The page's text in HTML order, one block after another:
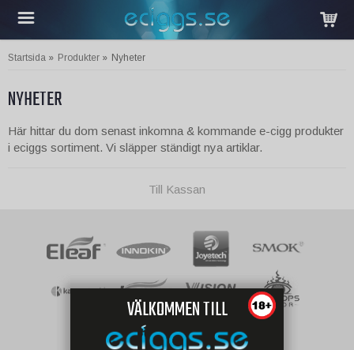
Startsida » Produkter » Nyheter
NYHETER
Här hittar du dom senast inkomna & kommande e-cigg produkter
i eciggs sortiment. Vi släpper ständigt nya artiklar.
Till Kassan
VÄLKOMMEN TILL